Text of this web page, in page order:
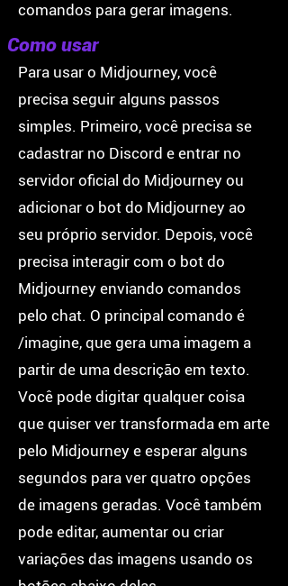
comandos para gerar imagens.
Como usar
Para usar o Midjourney, você
precisa seguir alguns passos
simples. Primeiro, você precisa se
cadastrar no Discord e entrar no
servidor oficial do Midjourney ou
adicionar o bot do Midjourney ao
seu próprio servidor. Depois, você
precisa interagir com o bot do
Midjourney enviando comandos
pelo chat. O principal comando é
/imagine, que gera uma imagem a
partir de uma descrição em texto.
Você pode digitar qualquer coisa
que quiser ver transformada em arte
pelo Midjourney e esperar alguns
segundos para ver quatro opções
de imagens geradas. Você também
pode editar, aumentar ou criar
variações das imagens usando os